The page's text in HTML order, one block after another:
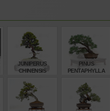
JUNIPERUS
CHINENSIS
080902314
1.480,00
PINUS
PENTAPHYLLA
:12090222
1.640,00€